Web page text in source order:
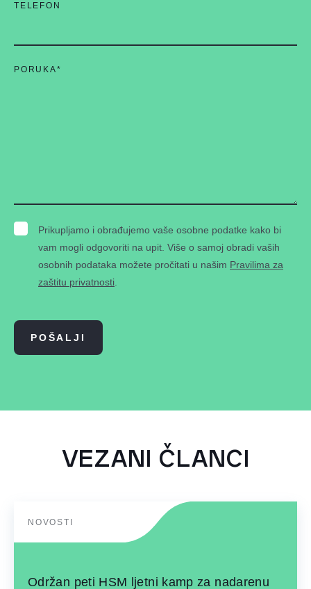
TELEFON
PORUKA*
Prikupljamo i obrađujemo vaše osobne podatke kako bi
vam mogli odgovoriti na upit. Više o samoj obradi vaših
osobnih podataka možete pročitati u našim Pravilima za
zaštitu privatnosti
POŠALJI
VEZANI ČLANCI
NOVOSTI
Održan peti HSM ljetni kamp za nadarenu